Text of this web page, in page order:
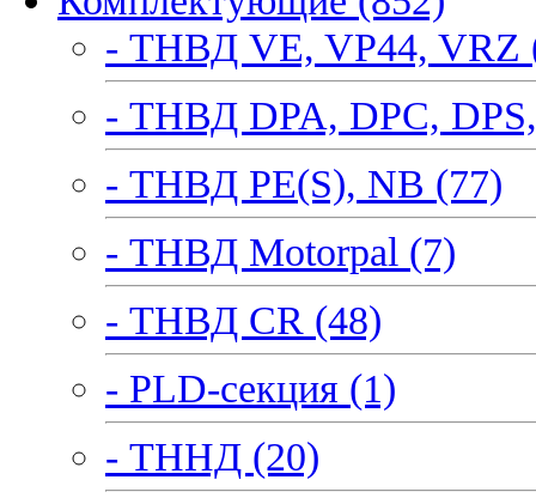
- ТНВД VE, VP44, VRZ
- ТНВД DPA, DPC,
- ТНВД PE(S), NB (77)
- ТНВД Motorpal (7)
- ТНВД CR (48)
- PLD-секция (1)
- ТННД (20)